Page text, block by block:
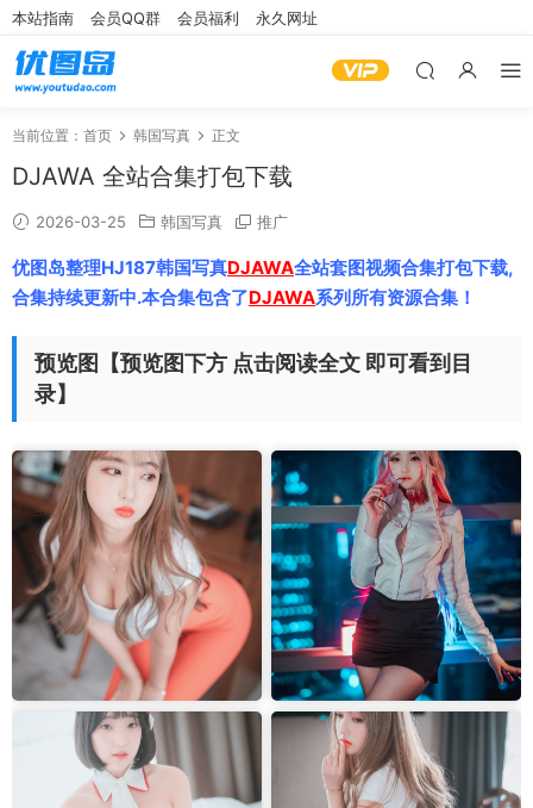
本站指南 会员QQ群 会员福利 永久网址
当前位置： 首页 韩国写真 正文
DJAWA 全站合集打包下载
2026-03-25 韩国写真 推广
优图岛整理HJ187韩国写真DJAWA全站套图视频合集打包下载,
合集持续更新中.本合集包含了DJAWA系列所有资源合集！
预览图【预览图下方 点击阅读全文 即可看到目
录】